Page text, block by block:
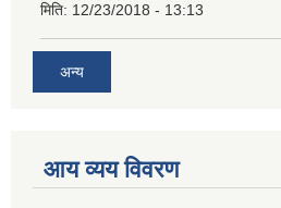
मिति: 12/23/2018 - 13:13
अन्य
आय व्यय विवरण